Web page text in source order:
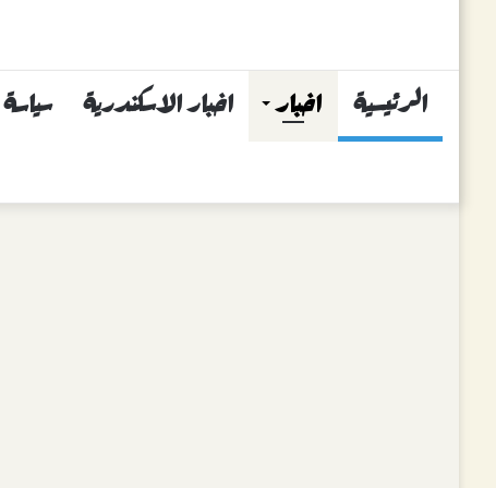
الرئيسية اخبار اخبار الاسكندرية سياسة